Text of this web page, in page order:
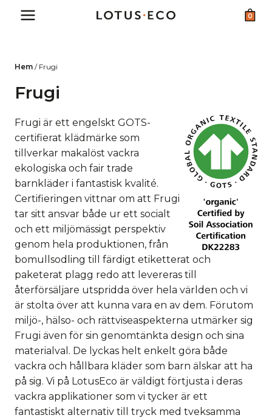
0
Hem / Frugi
Frugi
Frugi är ett engelskt GOTS-
certifierat klädmärke som
tillverkar makalöst vackra
ekologiska och fair trade
barnkläder i fantastisk kvalité.
Certifieringen vittnar om att Frugi
tar sitt ansvar både ur ett socialt
och ett miljömässigt perspektiv
genom hela produktionen, från
bomullsodling till färdigt etiketterat och
paketerat plagg redo att levereras till
återförsäljare utspridda över hela världen och vi
är stolta över att kunna vara en av dem. Förutom
miljö-, hälso- och rättviseaspekterna utmärker sig
Frugi även för sin genomtänkta design och sina
materialval. De lyckas helt enkelt göra både
vackra och hållbara kläder som barn älskar att ha
på sig. Vi på LotusEco är väldigt förtjusta i deras
vackra applikationer som vi tycker är ett
fantastiskt alternativ till tryck med tveksamma